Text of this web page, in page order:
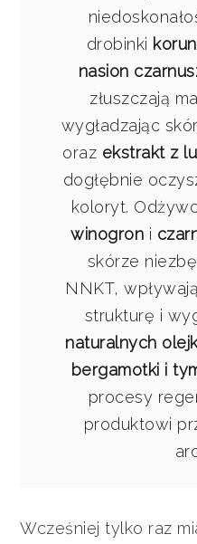
drobinki
nasion
złuszczają
wygładzając
oraz ekstrakt z
dogłębnie
koloryt.
winogron i
skórze
NNKT,
strukturę i
naturalnych
bergamotki i
procesy
produktowi
Wcześniej tylko raz